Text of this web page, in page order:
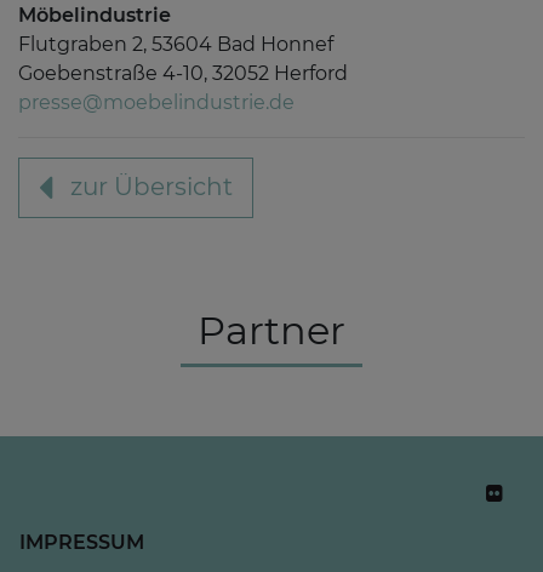
Möbelindustrie
Flutgraben 2, 53604 Bad Honnef
Goebenstraße 4-10, 32052 Herford
presse@moebelindustrie.de
zur Übersicht
Partner
IMPRESSUM